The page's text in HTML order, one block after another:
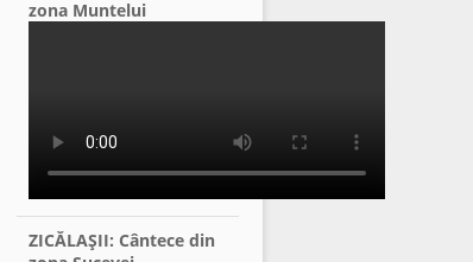
zona Muntelui
ZICĂLAŞII: Cântece din